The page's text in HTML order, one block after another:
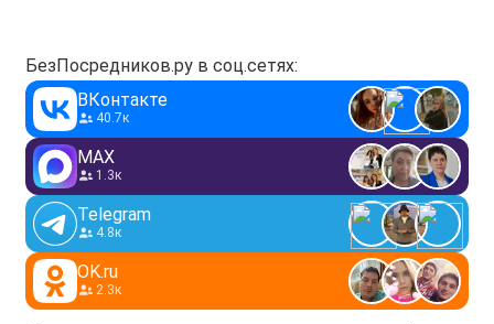
БезПосредников.ру в соц.сетях:
ВКонтакте
40.7к
MAX
1.3к
Telegram
4.8к
OK.ru
2.3к